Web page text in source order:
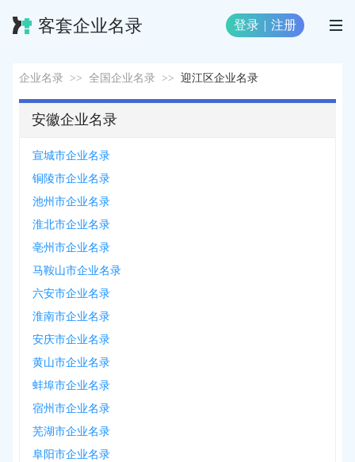
客套企业名录 登录 | 注册
企业名录 >> 全国企业名录 >> 迎江区企业名录
安徽企业名录
宣城市企业名录
铜陵市企业名录
池州市企业名录
淮北市企业名录
亳州市企业名录
马鞍山市企业名录
六安市企业名录
淮南市企业名录
安庆市企业名录
黄山市企业名录
蚌埠市企业名录
宿州市企业名录
芜湖市企业名录
阜阳市企业名录